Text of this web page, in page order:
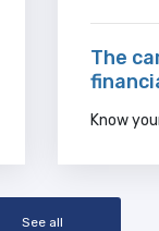
The
Know
See all